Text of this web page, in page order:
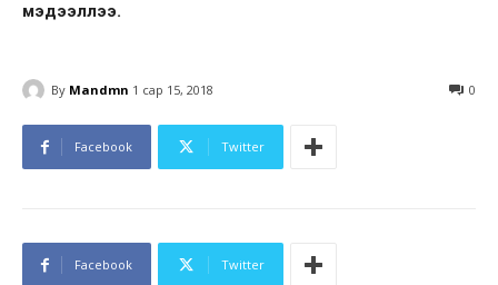
мэдээллээ.
By Mandmn 1 сар 15, 2018 0
Facebook Twitter
Facebook Twitter